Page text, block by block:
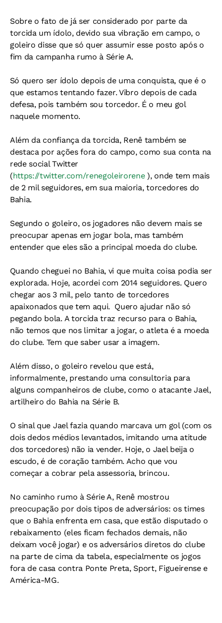
Sobre o fato de já ser considerado por parte da
torcida um ídolo, devido sua vibração em campo, o
goleiro disse que só quer assumir esse posto após o
fim da campanha rumo à Série A.
Só quero ser ídolo depois de uma conquista, que é o
que estamos tentando fazer. Vibro depois de cada
defesa, pois também sou torcedor. É o meu gol
naquele momento.
Além da confiança da torcida, Renê também se
destaca por ações fora do campo, como sua conta na
rede social Twitter
(https://twitter.com/renegoleirorene), onde tem mais
de 2 mil seguidores, em sua maioria, torcedores do
Bahia.
Segundo o goleiro, os jogadores não devem mais se
preocupar apenas em jogar bola, mas também
entender que eles são a principal moeda do clube.
Quando cheguei no Bahia, vi que muita coisa podia ser
explorada. Hoje, acordei com 2014 seguidores. Quero
chegar aos 3 mil, pelo tanto de torcedores
apaixonados que tem aqui. Quero ajudar não só
pegando bola. A torcida traz recurso para o Bahia,
não temos que nos limitar a jogar, o atleta é a moeda
do clube. Tem que saber usar a imagem.
Além disso, o goleiro revelou que está,
informalmente, prestando uma consultoria para
alguns companheiros de clube, como o atacante Jael,
artilheiro do Bahia na Série B.
O sinal que Jael fazia quando marcava um gol (com os
dois dedos médios levantados, imitando uma atitude
dos torcedores) não ia vender. Hoje, o Jael beija o
escudo, é de coração também. Acho que vou
começar a cobrar pela assessoria, brincou.
No caminho rumo à Série A, Renê mostrou
preocupação por dois tipos de adversários: os times
que o Bahia enfrenta em casa, que estão disputado o
rebaixamento (eles ficam fechados demais, não
deixam você jogar) e os adversários diretos do clube
na parte de cima da tabela, especialmente os jogos
fora de casa contra Ponte Preta, Sport, Figueirense e
América-MG.